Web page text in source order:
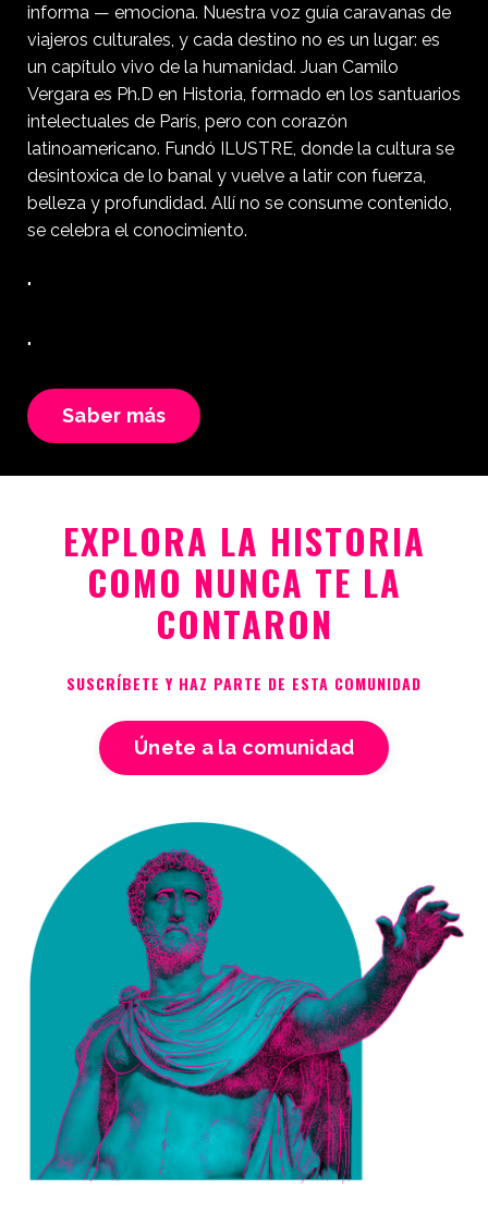
informa — emociona. Nuestra voz guía caravanas de
viajeros culturales, y cada destino no es un lugar: es
un capítulo vivo de la humanidad. Juan Camilo
Vergara es Ph.D en Historia, formado en los santuarios
intelectuales de París, pero con corazón
latinoamericano. Fundó ILUSTRE, donde la cultura se
desintoxica de lo banal y vuelve a latir con fuerza,
belleza y profundidad. Allí no se consume contenido,
se celebra el conocimiento.
"
"
Saber más
EXPLORA LA HISTORIA
COMO NUNCA TE LA
CONTARON
SUSCRÍBETE Y HAZ PARTE DE ESTA COMUNIDAD
Únete a la comunidad